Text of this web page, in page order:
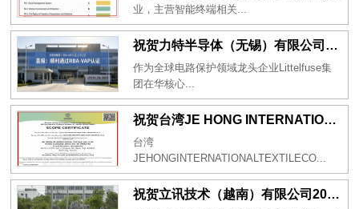
业，主营智能终端相关...
祝贺力特半导体（无锡）有限公司2026年一次性成功通过RBA-VAP认证审核并取得170.2分
作为全球电路保护领域龙头企业Littelfuse集
团在华核心...
祝贺台湾JE HONG INTERNATIONAL TEXTILE CO., LTD 2026年一次性成功通过GRS认证
台湾
JEHONGINTERNATIONALTEXTILECO...
祝贺立讯技术（越南）有限公司2026年一次性成功通过RBA-VAP审核获得金牌评级！